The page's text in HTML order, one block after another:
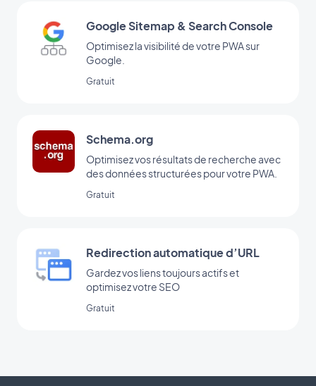
Google Sitemap & Search Console
Optimisez la visibilité de votre PWA sur
Google.
Gratuit
Schema.org
Optimisez vos résultats de recherche avec
des données structurées pour votre PWA.
Gratuit
Redirection automatique d’URL
Gardez vos liens toujours actifs et
optimisez votre SEO
Gratuit